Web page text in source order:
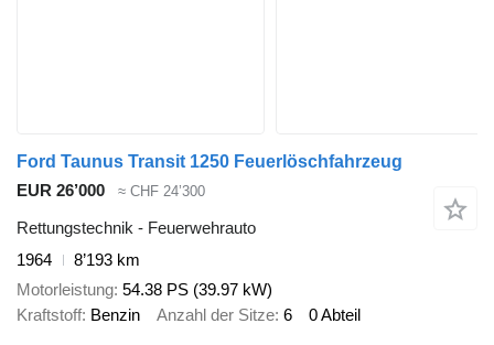
Ford Taunus Transit 1250 Feuerlöschfahrzeug
EUR 26’000
≈ CHF 24’300
Rettungstechnik - Feuerwehrauto
1964
8’193 km
Motorleistung 54.38 PS (39.97 kW)
Kraftstoff Benzin Anzahl der Sitze 6 0 Abteil